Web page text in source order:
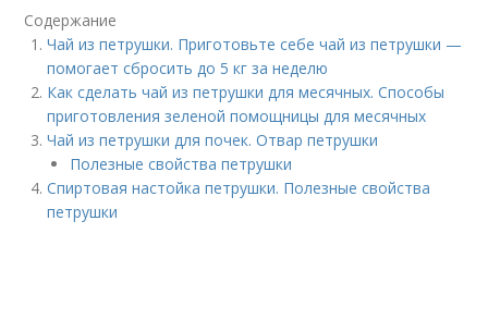
Содержание
Чай из петрушки. Приготовьте себе чай из петрушки —
помогает сбросить до 5 кг за неделю
Как сделать чай из петрушки для месячных. Способы
приготовления зеленой помощницы для месячных
Чай из петрушки для почек. Отвар петрушки
Полезные свойства петрушки
Спиртовая настойка петрушки. Полезные свойства
петрушки